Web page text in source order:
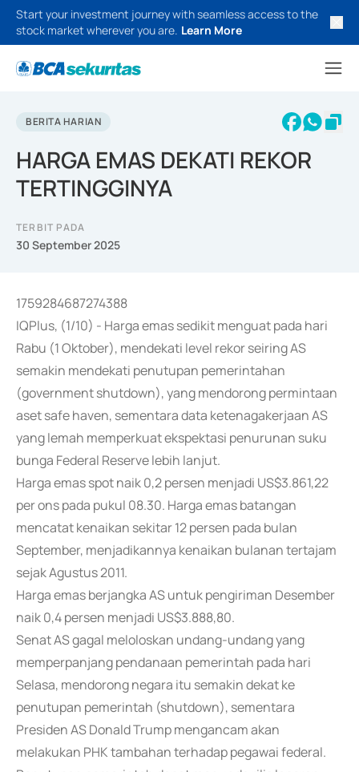
Start your investment journey with seamless access to the
stock market wherever you are. Learn More
BERITA HARIAN
HARGA EMAS DEKATI REKOR
TERTINGGINYA
TERBIT PADA
30 September 2025
1759284687274388
IQPlus, (1/10) - Harga emas sedikit menguat pada hari
Rabu (1 Oktober), mendekati level rekor seiring AS
semakin mendekati penutupan pemerintahan
(government shutdown), yang mendorong permintaan
aset safe haven, sementara data ketenagakerjaan AS
yang lemah memperkuat ekspektasi penurunan suku
bunga Federal Reserve lebih lanjut.
Harga emas spot naik 0,2 persen menjadi US$3.861,22
per ons pada pukul 08.30. Harga emas batangan
mencatat kenaikan sekitar 12 persen pada bulan
September, menjadikannya kenaikan bulanan tertajam
sejak Agustus 2011.
Harga emas berjangka AS untuk pengiriman Desember
naik 0,4 persen menjadi US$3.888,80.
Senat AS gagal meloloskan undang-undang yang
memperpanjang pendanaan pemerintah pada hari
Selasa, mendorong negara itu semakin dekat ke
penutupan pemerintah (shutdown), sementara
Presiden AS Donald Trump mengancam akan
melakukan PHK tambahan terhadap pegawai federal.